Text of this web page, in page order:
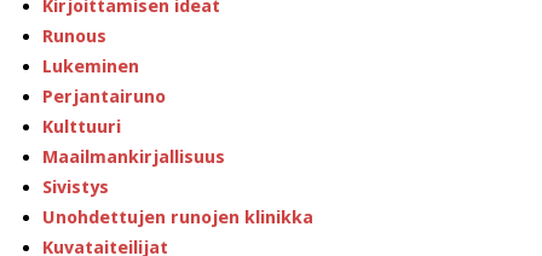
Kirjoittamisen ideat
Runous
Lukeminen
Perjantairuno
Kulttuuri
Maailmankirjallisuus
Sivistys
Unohdettujen runojen klinikka
Kuvataiteilijat